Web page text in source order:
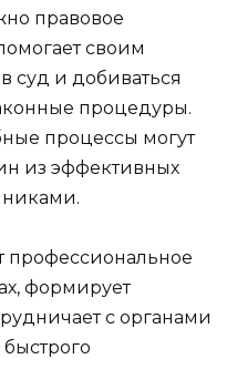
правовое
своим
суд и добиваться
процедуры.
процессы могут
из эффективных
профессиональное
формирует
с органами